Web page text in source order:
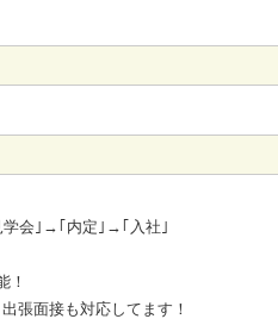
学会｣→｢内定｣→｢入社｣
！
張面接も対応してます！